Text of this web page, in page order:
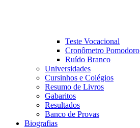
Teste Vocacional
Cronômetro Pomodoro
Ruído Branco
Universidades
Cursinhos e Colégios
Resumo de Livros
Gabaritos
Resultados
Banco de Provas
Biografias